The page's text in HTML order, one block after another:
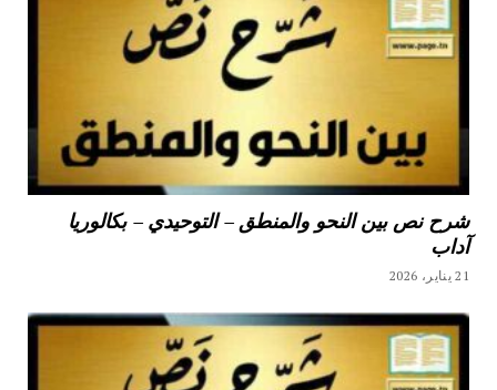
شرح نص بين النحو والمنطق – التوحيدي – بكالوريا
آداب
21 يناير، 2026